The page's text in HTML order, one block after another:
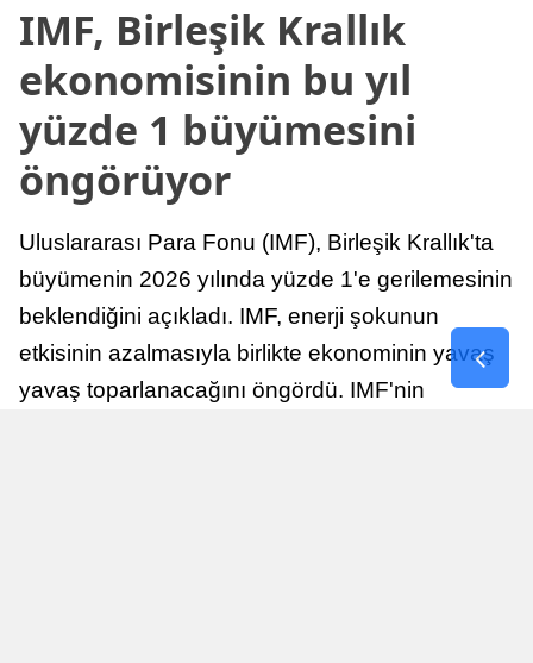
IMF, Birleşik Krallık
ekonomisinin bu yıl
yüzde 1 büyümesini
öngörüyor
Uluslararası Para Fonu (IMF), Birleşik Krallık'ta
büyümenin 2026 yılında yüzde 1'e gerilemesinin
beklendiğini açıkladı. IMF, enerji şokunun
etkisinin azalmasıyla birlikte ekonominin yavaş
yavaş toparlanacağını öngördü. IMF'nin